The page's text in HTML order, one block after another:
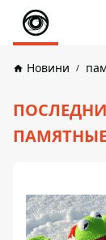
Новини